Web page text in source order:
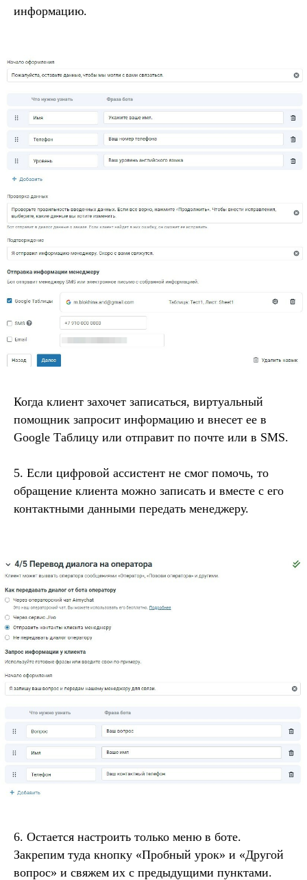
информацию.
Когда клиент захочет записаться, виртуальный
помощник запросит информацию и внесет ее в
Google Таблицу или отправит по почте или в SMS.
5. Если цифровой ассистент не смог помочь, то
обращение клиента можно записать и вместе с его
контактными данными передать менеджеру.
6. Остается настроить только меню в боте.
Закрепим туда кнопку «Пробный урок» и «Другой
вопрос» и свяжем их с предыдущими пунктами.